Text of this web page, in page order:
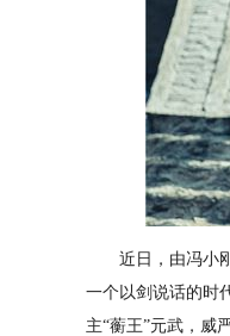
近日，由冯小刚
一个以剑说话的时
主“蘅王”元武，威